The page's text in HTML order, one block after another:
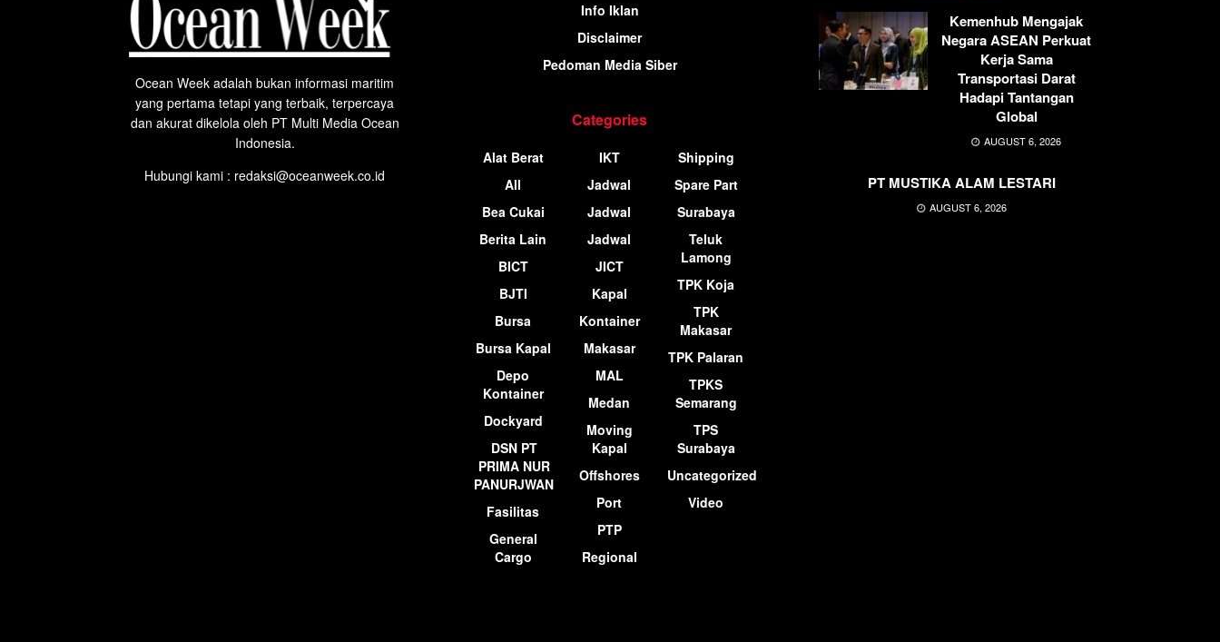
Ocean Week adalah bukan informasi maritim
yang pertama tetapi yang terbaik, terpercaya
dan akurat dikelola oleh PT Multi Media Ocean
Indonesia.
Hubungi kami : redaksi@oceanweek.co.id
Info Iklan
Disclaimer
Pedoman Media Siber
Categories
Alat Berat
All
Bea Cukai
Berita Lain
BICT
BJTI
Bursa
Bursa Kapal
Depo
Kontainer
Dockyard
DSN PT
PRIMA NUR
PANURJWAN
Fasilitas
General
Cargo
IKT
Jadwal
Jadwal
Jadwal
JICT
Kapal
Kontainer
Makasar
MAL
Medan
Moving
Kapal
Offshores
Port
PTP
Regional
Shipping
Spare Part
Surabaya
Teluk
Lamong
TPK Koja
TPK
Makasar
TPK Palaran
TPKS
Semarang
TPS
Surabaya
Uncategorized
Video
Kemenhub Mengajak
Negara ASEAN Perkuat
Kerja Sama
Transportasi Darat
Hadapi Tantangan
Global
AUGUST 6, 2026
PT MUSTIKA ALAM LESTARI
AUGUST 6, 2026